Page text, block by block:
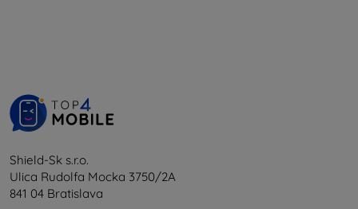
Shield-Sk s.r.o.
Ulica Rudolfa Mocka 3750/2A
841 04 Bratislava